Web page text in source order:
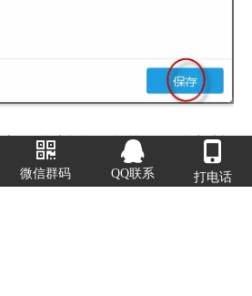
页面右上角的”保存“按钮，保存为后台
，发布到网站前台。
微信群码 QQ联系 打电话